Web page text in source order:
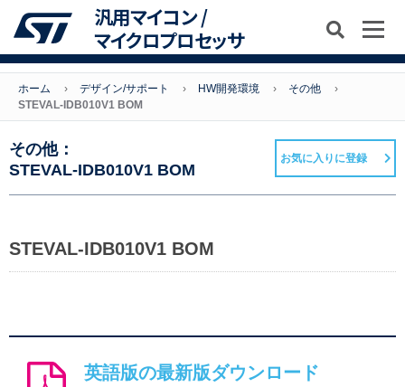
汎用マイコン /
マイクロプロセッサ
ホーム デザイン/サポート HW開発環境
その他
STEVAL-IDB010V1 BOM
その他：
STEVAL-IDB010V1 BOM
お気に入りに登録
STEVAL-IDB010V1 BOM
英語版の最新版ダウンロード